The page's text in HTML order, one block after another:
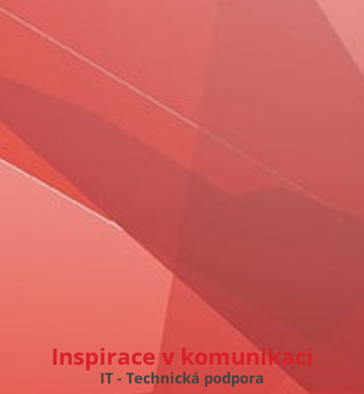
Inspirace v komunikaci
IT - Technická podpora